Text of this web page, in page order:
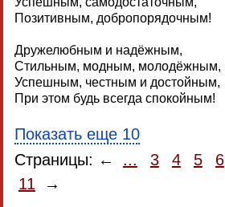
Позитивным, добропорядочным!
Дружелюбным и надёжным,
Стильным, модным, молодёжным,
Успешным, честным и достойным,
При этом будь всегда спокойным!
Показать еще 10
Страницы: ←
... 3 4 5 6
11
→